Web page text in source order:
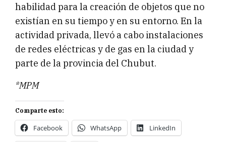
habilidad para la creación de objetos que no
existían en su tiempo y en su entorno. En la
actividad privada, llevó a cabo instalaciones
de redes eléctricas y de gas en la ciudad y
parte de la provincia del Chubut.
*MPM
Comparte esto:
Facebook WhatsApp LinkedIn